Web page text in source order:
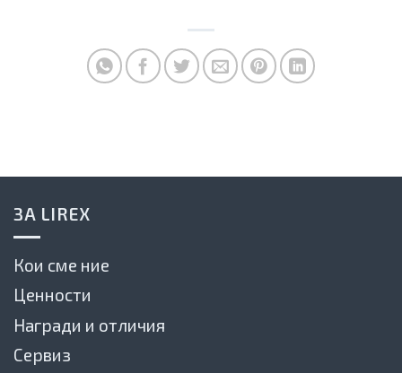
ЗА LIREX
Кои сме ние
Ценности
Награди и отличия
Сервиз